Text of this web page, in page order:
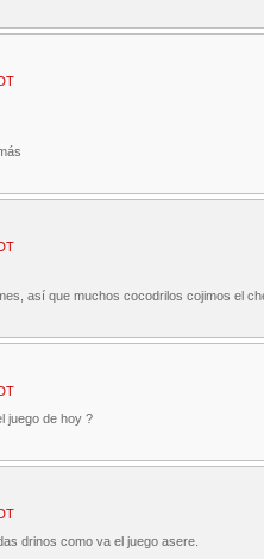
así que muchos cocodrilos cojimos el
juego de hoy ?
drinos como va el juego asere.